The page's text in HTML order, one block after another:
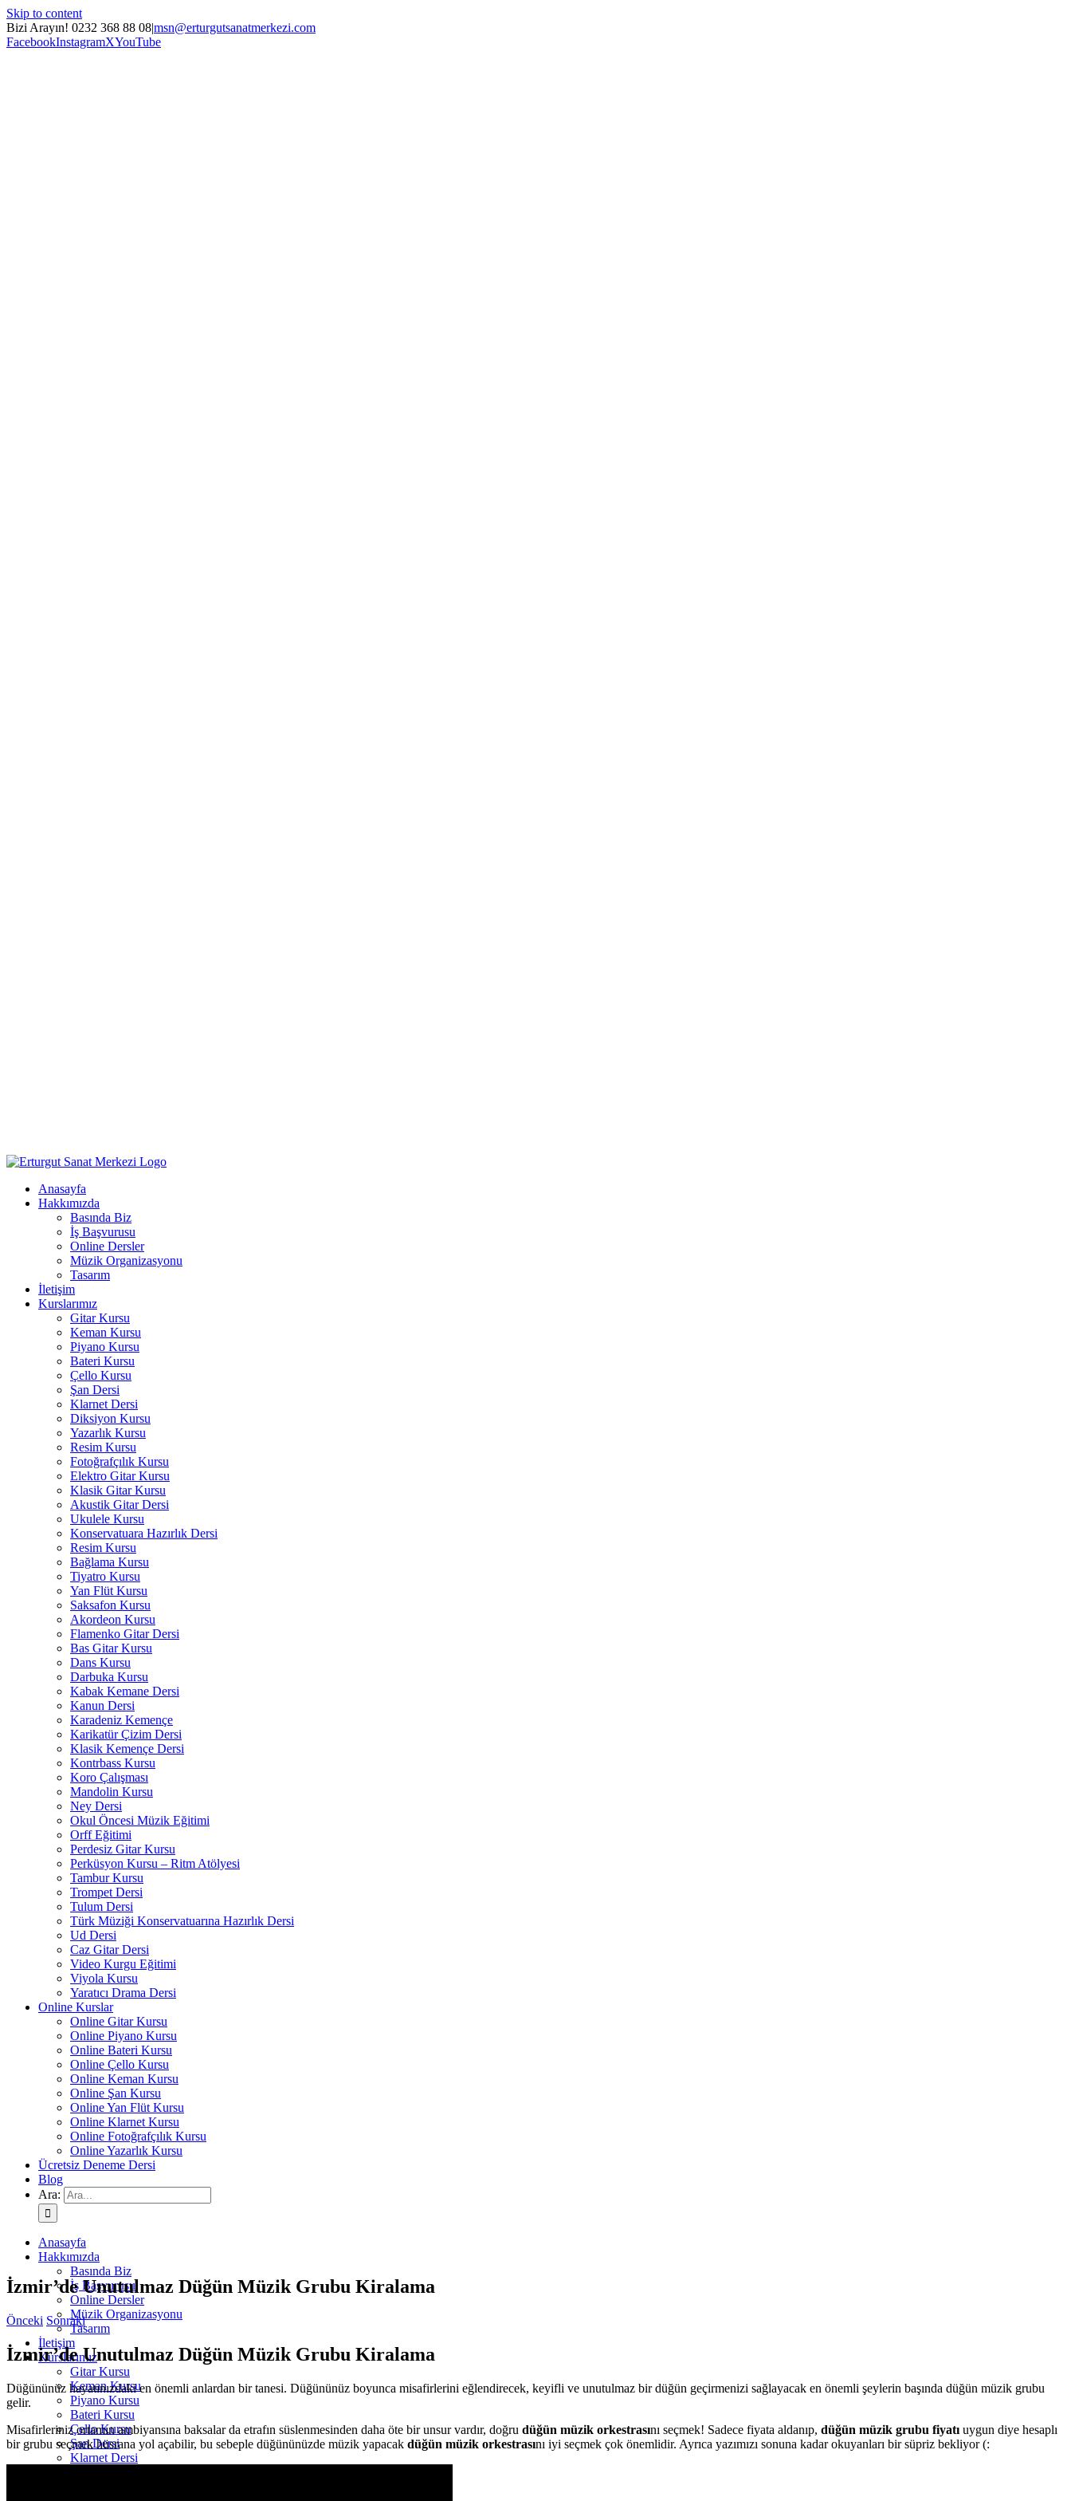
Skip to content
Bizi Arayın! 0232 368 88 08|msn@erturgutsanatmerkezi.com
FacebookInstagramXYouTube
Anasayfa
Hakkımızda
Basında Biz
İş Başvurusu
Online Dersler
Müzik Organizasyonu
Tasarım
İletişim
Kurslarımız
Gitar Kursu
Keman Kursu
Piyano Kursu
Bateri Kursu
Çello Kursu
Şan Dersi
Klarnet Dersi
Diksiyon Kursu
Yazarlık Kursu
Resim Kursu
Fotoğrafçılık Kursu
Elektro Gitar Kursu
Klasik Gitar Kursu
Akustik Gitar Dersi
Ukulele Kursu
Konservatuara Hazırlık Dersi
Resim Kursu
Bağlama Kursu
Tiyatro Kursu
Yan Flüt Kursu
Saksafon Kursu
Akordeon Kursu
Flamenko Gitar Dersi
Bas Gitar Kursu
Dans Kursu
Darbuka Kursu
Kabak Kemane Dersi
Kanun Dersi
Karadeniz Kemençe
Karikatür Çizim Dersi
Klasik Kemençe Dersi
Kontrbass Kursu
Koro Çalışması
Mandolin Kursu
Ney Dersi
Okul Öncesi Müzik Eğitimi
Orff Eğitimi
Perdesiz Gitar Kursu
Perküsyon Kursu – Ritm Atölyesi
Tambur Kursu
Trompet Dersi
Tulum Dersi
Türk Müziği Konservatuarına Hazırlık Dersi
Ud Dersi
Caz Gitar Dersi
Video Kurgu Eğitimi
Viyola Kursu
Yaratıcı Drama Dersi
Online Kurslar
Online Gitar Kursu
Online Piyano Kursu
Online Bateri Kursu
Online Çello Kursu
Online Keman Kursu
Online Şan Kursu
Online Yan Flüt Kursu
Online Klarnet Kursu
Online Fotoğrafçılık Kursu
Online Yazarlık Kursu
Ücretsiz Deneme Dersi
Blog
Ara:
Anasayfa
Hakkımızda
Basında Biz
İş Başvurusu
Online Dersler
Müzik Organizasyonu
Tasarım
İletişim
Kurslarımız
Gitar Kursu
Keman Kursu
Piyano Kursu
Bateri Kursu
Çello Kursu
Şan Dersi
Klarnet Dersi
İzmir’de Unutulmaz Düğün Müzik Grubu Kiralama
Önceki Sonraki
İzmir’de Unutulmaz Düğün Müzik Grubu Kiralama
Düğününüz hayatınızdaki en önemli anlardan bir tanesi. Düğününüz boyunca misafirlerini eğlendirecek, keyifli ve unutulmaz bir düğün geçirmenizi sağlayacak en önemli şeylerin başında düğün müzik grubu
gelir.
Misafirleriniz ortamın ambiyansına baksalar da etrafın süslenmesinden daha öte bir unsur vardır, doğru düğün müzik orkestrasını seçmek! Sadece fiyata aldanıp, düğün müzik grubu fiyatı uygun diye hesaplı
bir grubu seçmek hüsrana yol açabilir, bu sebeple düğününüzde müzik yapacak düğün müzik orkestrasını iyi seçmek çok önemlidir. Ayrıca yazımızı sonuna kadar okuyanları bir süpriz bekliyor (: